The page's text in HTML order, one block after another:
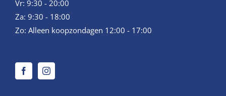
Vr: 9:30 - 20:00
Za: 9:30 - 18:00
Zo: Alleen koopzondagen 12:00 - 17:00